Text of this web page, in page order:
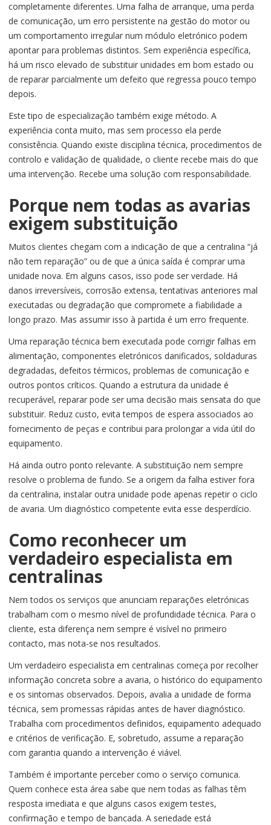
completamente diferentes. Uma falha de arranque, uma perda
de comunicação, um erro persistente na gestão do motor ou
um comportamento irregular num módulo eletrónico podem
apontar para problemas distintos. Sem experiência específica,
há um risco elevado de substituir unidades em bom estado ou
de reparar parcialmente um defeito que regressa pouco tempo
depois.
Este tipo de especialização também exige método. A
experiência conta muito, mas sem processo ela perde
consistência. Quando existe disciplina técnica, procedimentos de
controlo e validação de qualidade, o cliente recebe mais do que
uma intervenção. Recebe uma solução com responsabilidade.
Porque nem todas as avarias
exigem substituição
Muitos clientes chegam com a indicação de que a centralina “já
não tem reparação” ou de que a única saída é comprar uma
unidade nova. Em alguns casos, isso pode ser verdade. Há
danos irreversíveis, corrosão extensa, tentativas anteriores mal
executadas ou degradação que compromete a fiabilidade a
longo prazo. Mas assumir isso à partida é um erro frequente.
Uma reparação técnica bem executada pode corrigir falhas em
alimentação, componentes eletrónicos danificados, soldaduras
degradadas, defeitos térmicos, problemas de comunicação e
outros pontos críticos. Quando a estrutura da unidade é
recuperável, reparar pode ser uma decisão mais sensata do que
substituir. Reduz custo, evita tempos de espera associados ao
fornecimento de peças e contribui para prolongar a vida útil do
equipamento.
Há ainda outro ponto relevante. A substituição nem sempre
resolve o problema de fundo. Se a origem da falha estiver fora
da centralina, instalar outra unidade pode apenas repetir o ciclo
de avaria. Um diagnóstico competente evita esse desperdício.
Como reconhecer um
verdadeiro especialista em
centralinas
Nem todos os serviços que anunciam reparações eletrónicas
trabalham com o mesmo nível de profundidade técnica. Para o
cliente, esta diferença nem sempre é visível no primeiro
contacto, mas nota-se nos resultados.
Um verdadeiro especialista em centralinas começa por recolher
informação concreta sobre a avaria, o histórico do equipamento
e os sintomas observados. Depois, avalia a unidade de forma
técnica, sem promessas rápidas antes de haver diagnóstico.
Trabalha com procedimentos definidos, equipamento adequado
e critérios de verificação. E, sobretudo, assume a reparação
com garantia quando a intervenção é viável.
Também é importante perceber como o serviço comunica.
Quem conhece esta área sabe que nem todas as falhas têm
resposta imediata e que alguns casos exigem testes,
confirmação e tempo de bancada. A seriedade está